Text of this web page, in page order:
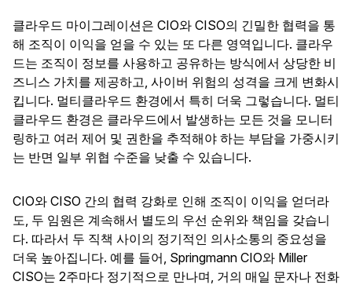
클라우드 마이그레이션은 CIO와 CISO의 긴밀한 협력을 통
해 조직이 이익을 얻을 수 있는 또 다른 영역입니다. 클라우
드는 조직이 정보를 사용하고 공유하는 방식에서 상당한 비
즈니스 가치를 제공하고, 사이버 위험의 성격을 크게 변화시
킵니다. 멀티클라우드 환경에서 특히 더욱 그렇습니다. 멀티
클라우드 환경은 클라우드에서 발생하는 모든 것을 모니터
링하고 여러 제어 및 권한을 추적해야 하는 부담을 가중시키
는 반면 일부 위협 수준을 낮출 수 있습니다.
CIO와 CISO 간의 협력 강화로 인해 조직이 이익을 얻더라
도, 두 임원은 계속해서 별도의 우선 순위와 책임을 갖습니
다. 따라서 두 직책 사이의 정기적인 의사소통의 중요성을
더욱 높아집니다. 예를 들어, Springmann CIO와 Miller
CISO는 2주마다 정기적으로 만나며, 거의 매일 문자나 전화